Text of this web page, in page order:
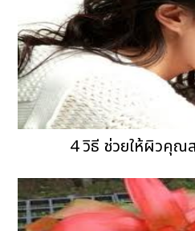
4 วิธี ช่วยให้ผิวคุณ